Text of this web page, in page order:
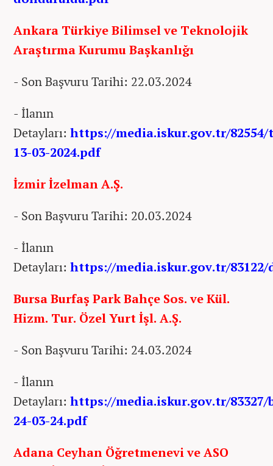
Ankara Türkiye Bilimsel ve Teknolojik
Araştırma Kurumu Başkanlığı
- Son Başvuru Tarihi: 22.03.2024
- İlanın
Detayları: https://media.iskur.gov.tr/
13-03-2024.pdf
İzmir İzelman A.Ş.
- Son Başvuru Tarihi: 20.03.2024
- İlanın
Detayları: https://media.iskur.gov.tr/83122/
Bursa Burfaş Park Bahçe Sos. ve Kül.
Hizm. Tur. Özel Yurt İşl. A.Ş.
- Son Başvuru Tarihi: 24.03.2024
- İlanın
Detayları: https://media.iskur.gov.tr/83327/
24-03-24.pdf
Adana Ceyhan Öğretmenevi ve ASO